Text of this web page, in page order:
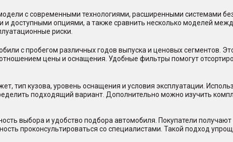
с современными технологиями, расширенными системами
и доступными опциями, а также сравнить несколько моделей
риски.
с пробегом различных годов выпуска и ценовых сегментов.
цены и оснащения. Удобные фильтры помогут
тип кузова, уровень оснащения и условия эксплуатации.
подходящий вариант. Дополнительно можно изучить
выбора и удобство подбора автомобиля. Покупатели
проконсультироваться со специалистами. Такой подход